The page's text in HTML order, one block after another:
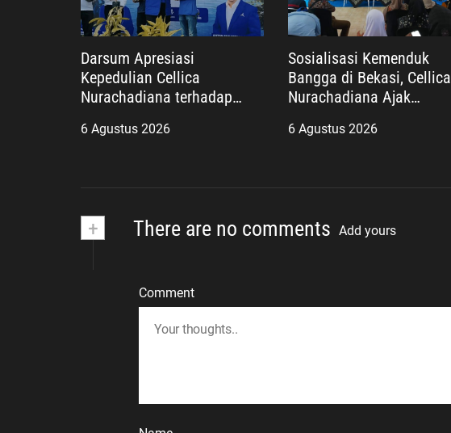
Darsum Apresiasi
Kepedulian Cellica
Nurachadiana terhadap
Pengabdian yang Nyata
6 Agustus 2026
Sosialisasi Kemenduk
Bangga di Bekasi, Cellica
Nurachadiana Ajak
dan Wujudkan Keluarga
6 Agustus 2026
+ There are no comments Add yours
Comment